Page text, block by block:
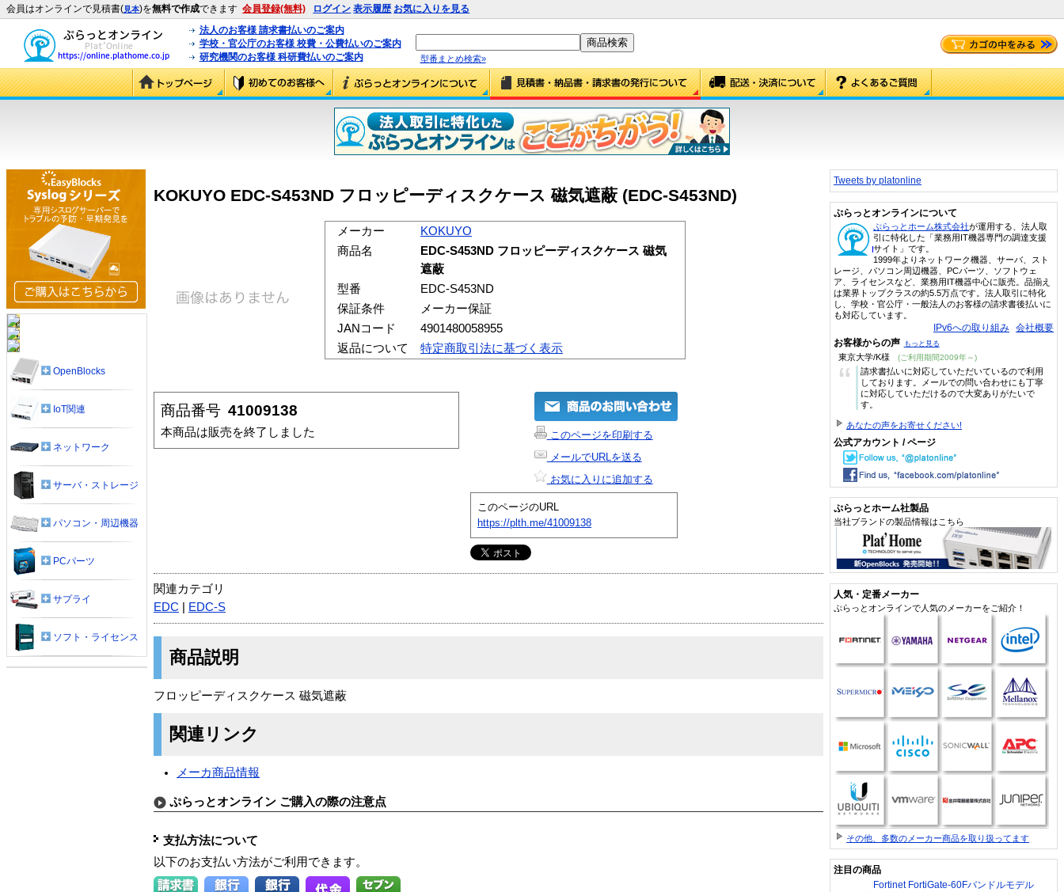
会員はオンラインで見積書(見本)を無料で作成できます 会員登録(無料) ログイン 表示履歴 お気に入りを見る
法人のお客様 請求書払いのご案内
学校・官公庁のお客様 校費・公費払いのご案内
研究機関のお客様 科研費払いのご案内
型番まとめ検索»
KOKUYO EDC-S453ND フロッピーディスクケース 磁気遮蔽 (EDC-S453ND)
メーカー
KOKUYO
商品名
EDC-S453ND フロッピーディスクケース 磁気
遮蔽
型番
EDC-S453ND
保証条件
メーカー保証
JANコード
4901480058955
返品について
特定商取引法に基づく表示
商品番号 41009138
本商品は販売を終了しました
このページを印刷する
メールでURLを送る
お気に入りに追加する
このページのURL
https://plth.me/41009138
関連カテゴリ
EDC
EDC-S
商品説明
フロッピーディスクケース 磁気遮蔽
関連リンク
メーカ商品情報
ぷらっとオンライン ご購入の際の注意点
支払方法について
以下のお支払い方法がご利用できます。
OpenBlocks
IoT関連
ネットワーク
サーバ・ストレージ
パソコン・周辺機器
PCパーツ
サプライ
ソフト・ライセンス
Tweets by platonline
ぷらっとオンラインについて
ぷらっとホーム株式会社が運用する、法人取
引に特化した「業務用IT機器専門の調達支援
サイト」です。
1999年よりネットワーク機器、サーバ、スト
レージ、パソコン周辺機器、PCパーツ、ソフトウェ
ア、ライセンスなど、業務用IT機器中心に販売。品揃え
は業界トップクラスの約5.5万点です。法人取引に特化
し、学校・官公庁・一般法人のお客様の請求書後払いに
も対応しています。
IPv6への取り組み 会社概要
お客様からの声 もっと見る
東京大学/K様 (ご利用期間2009年～)
“
請求書払いに対応していただいているので利用
しております。メールでの問い合わせにも丁寧
に対応していただけるので大変ありがたいで
す。
あなたの声をお寄せください!
公式アカウント / ページ
ぷらっとホーム社製品
当社ブランドの製品情報はこちら
人気・定番メーカー
ぷらっとオンラインで人気のメーカーをご紹介！
その他、多数のメーカー商品を取り扱ってます
注目の商品
Fortinet FortiGate-60Fバンドルモデル